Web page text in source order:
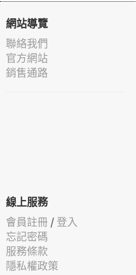
網站導覽
聯絡我們
官方網站
銷售通路
線上服務
會員註冊 / 登入
忘記密碼
服務條款
隱私權政策